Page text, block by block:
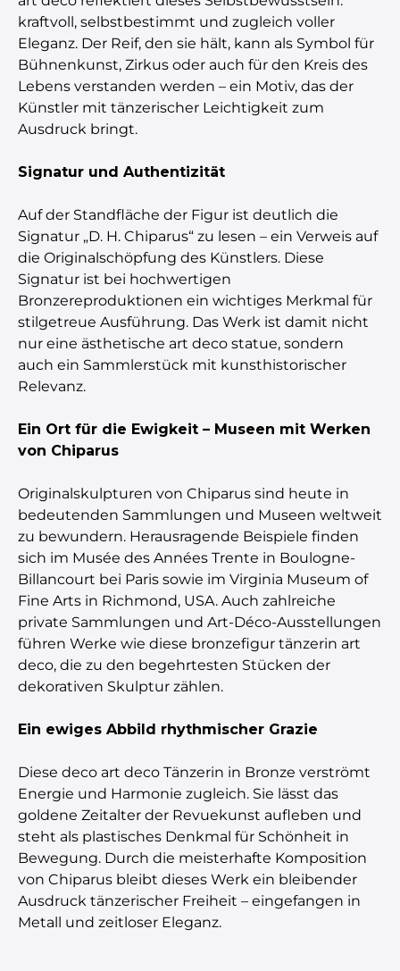
kraftvoll, selbstbestimmt und zugleich voller
Eleganz. Der Reif, den sie hält, kann als Symbol für
Bühnenkunst, Zirkus oder auch für den Kreis des
Lebens verstanden werden – ein Motiv, das der
Künstler mit tänzerischer Leichtigkeit zum
Ausdruck bringt.
Signatur und Authentizität
Auf der Standfläche der Figur ist deutlich die
Signatur „D. H. Chiparus“ zu lesen – ein Verweis auf
die Originalschöpfung des Künstlers. Diese
Signatur ist bei hochwertigen
Bronzereproduktionen ein wichtiges Merkmal für
stilgetreue Ausführung. Das Werk ist damit nicht
nur eine ästhetische art deco statue, sondern
auch ein Sammlerstück mit kunsthistorischer
Relevanz.
Ein Ort für die Ewigkeit – Museen mit Werken
von Chiparus
Originalskulpturen von Chiparus sind heute in
bedeutenden Sammlungen und Museen weltweit
zu bewundern. Herausragende Beispiele finden
sich im Musée des Années Trente in Boulogne-
Billancourt bei Paris sowie im Virginia Museum of
Fine Arts in Richmond, USA. Auch zahlreiche
private Sammlungen und Art-Déco-Ausstellungen
führen Werke wie diese bronzefigur tänzerin art
deco, die zu den begehrtesten Stücken der
dekorativen Skulptur zählen.
Ein ewiges Abbild rhythmischer Grazie
Diese deco art deco Tänzerin in Bronze verströmt
Energie und Harmonie zugleich. Sie lässt das
goldene Zeitalter der Revuekunst aufleben und
steht als plastisches Denkmal für Schönheit in
Bewegung. Durch die meisterhafte Komposition
von Chiparus bleibt dieses Werk ein bleibender
Ausdruck tänzerischer Freiheit – eingefangen in
Metall und zeitloser Eleganz.